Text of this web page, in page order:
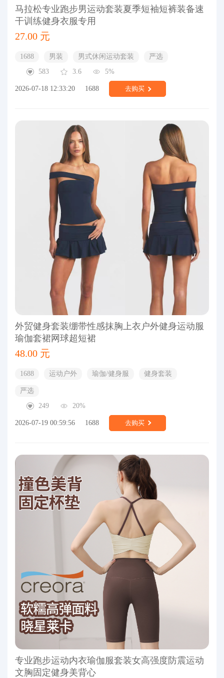
马拉松专业跑步男运动套装夏季短袖短裤装备速
干训练健身衣服专用
27.00 元
1688 男装 男式休闲运动套装
严选
583
3.6 5%
2026-07-18 12:33:20 1688 去购买
外贸健身套装绷带性感抹胸上衣户外健身运动服
瑜伽套裙网球超短裙
48.00 元
1688 运动户外 瑜伽/健身服 健身套装
严选
249
20%
2026-07-19 00:59:56 1688 去购买
专业跑步运动内衣瑜伽服套装女高强度防震运动
文胸固定健身美背心